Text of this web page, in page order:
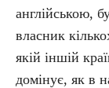
англійською,
власник
якій іншій
домінує, як в